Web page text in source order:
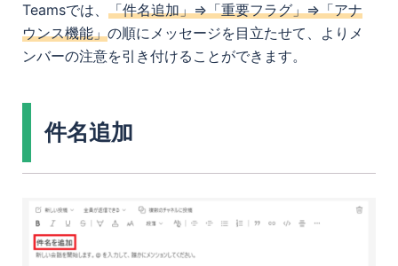
Teamsでは、 「件名追加」⇒「重要フラグ」⇒「アナ
ウンス機能」の順にメッセージを目立たせて、よりメ
ンバーの注意を引き付けることができます。
件名追加